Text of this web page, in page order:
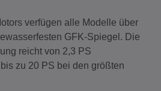
verfügen alle Modelle über
GFK-Spiegel. Die
reicht von 2,3 PS
zu 20 PS bei den größten